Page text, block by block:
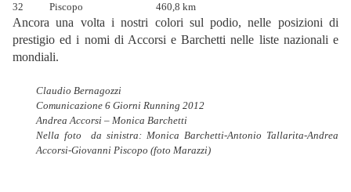
32 Piscopo 460,8 km
Ancora una volta i nostri colori sul podio, nelle posizioni di
prestigio ed i nomi di Accorsi e Barchetti nelle liste nazionali e
mondiali.
Claudio Bernagozzi
Comunicazione 6 Giorni Running 2012
Andrea Accorsi – Monica Barchetti
Nella foto da sinistra: Monica Barchetti-Antonio Tallarita-Andrea
Accorsi-Giovanni Piscopo (foto Marazzi)